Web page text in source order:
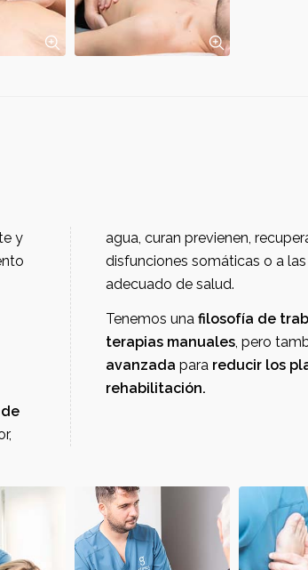
agua, curan previenen, recuperan y adaptan a personas afectadas de
disfunciones somáticas o a las que se desea mantener
adecuado de salud.
Tenemos una filosofía
terapias manuales, pero
avanzada para reducir los plazos de readaptación funcional y
rehabilitación.